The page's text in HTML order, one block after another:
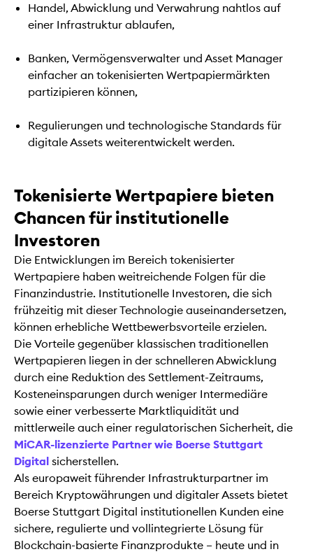
Handel, Abwicklung und Verwahrung nahtlos auf
einer Infrastruktur ablaufen,
Banken, Vermögensverwalter und Asset Manager
einfacher an tokenisierten Wertpapiermärkten
partizipieren können,
Regulierungen und technologische Standards für
digitale Assets weiterentwickelt werden.
Tokenisierte Wertpapiere bieten
Chancen für institutionelle
Investoren
Die Entwicklungen im Bereich tokenisierter
Wertpapiere haben weitreichende Folgen für die
Finanzindustrie. Institutionelle Investoren, die sich
frühzeitig mit dieser Technologie auseinandersetzen,
können erhebliche Wettbewerbsvorteile erzielen.
Die Vorteile gegenüber klassischen traditionellen
Wertpapieren liegen in der schnelleren Abwicklung
durch eine Reduktion des Settlement-Zeitraums,
Kosteneinsparungen durch weniger Intermediäre
sowie einer verbesserte Marktliquidität und
mittlerweile auch einer regulatorischen Sicherheit, die
MiCAR-lizenzierte Partner wie Boerse Stuttgart
Digital sicherstellen.
Als europaweit führender Infrastrukturpartner im
Bereich Kryptowährungen und digitaler Assets bietet
Boerse Stuttgart Digital institutionellen Kunden eine
sichere, regulierte und vollintegrierte Lösung für
Blockchain-basierte Finanzprodukte – heute und in